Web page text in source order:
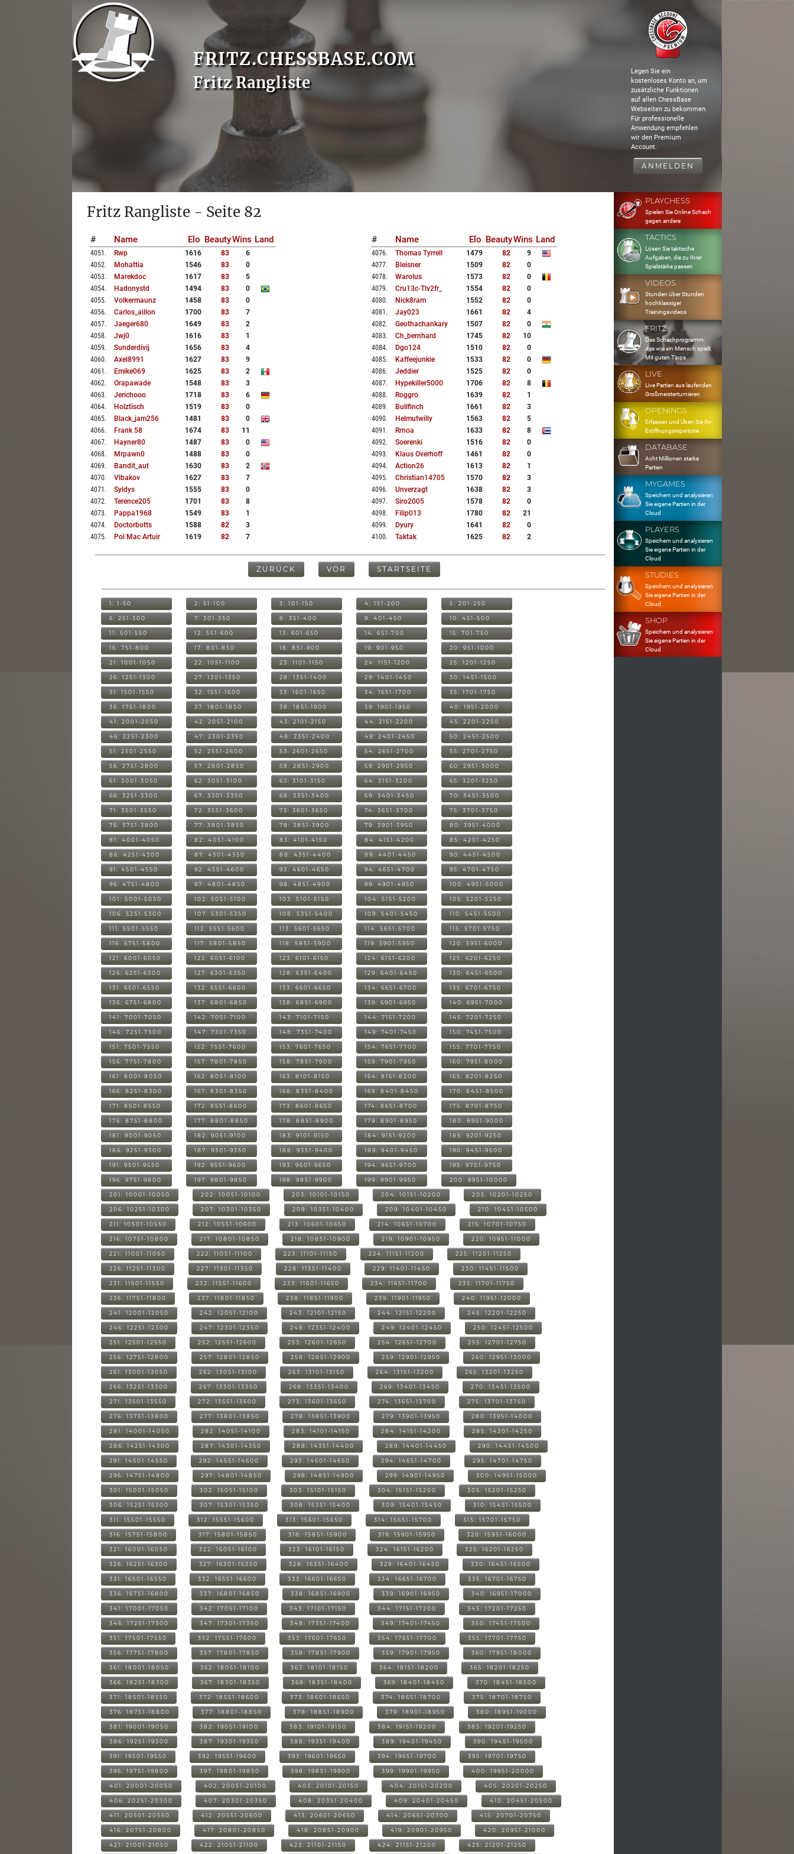
FRITZ.CHESSBASE.COM
Fritz Rangliste
Legen Sie ein
kostenloses Konto an, um
zusätzliche Funktionen
auf allen ChessBase
Webseiten zu bekommen.
Für professionelle
Anwendung empfehlen
wir den Premium
Account.
ANMELDEN
Fritz Rangliste - Seite 82
# Name Elo BeautyWins Land
4051 . Rwp 1616 83
6
4052. Mohattia 1546 83
0
4053. Marekdoc 1617 83
5
4054. Hadonystd 1494 83
0
4055. Volkermaunz 1458 83
0
4056. Carlos_aillon 1700 83
7
4057. Jaeger680 1649 83
2
4058. Jwj0 1616 83
1
4059. Sunderdivij 1656 83
4
4060. Axel8991 1627 83
9
4061 . Emike069 1625 83
2
4062. Orapawade 1548 83
3
4063. Jerichooo 1718 83
6
4064. Holztisch 1519 83
0
4065. Black_jam256 1481 83
0
4066. Frank 58 1674 83
11
4067. Hayner80 1487 83
0
4068. Mrpawn0 1488 83
0
4069. Bandit_aut 1630 83
2
4070. Vlbakov 1627 83
7
4071 . Syldys 1555 83
0
4072. Terence205 1701 83
8
4073. Pappa1968 1549 83
1
4074. Doctorbotts 1588 82
3
4075. Pol Mac Artuir 1619 82 7
# Name Elo BeautyWins Land
4076. Thomas Tyrrell 1479 82
9
4077. Bleisner 1509 82
0
4078. Warolus 1573 82
0
4079. Cru13c-Tlv2fr_ 1554 82
0
4080. Nick8ram 1552 82
0
4081 . Jay023 1661 82
4
4082. Geothachankary 1507 82
0
4083. Ch_bernhard 1745 82
10
4084. Dgo124 1510 82
0
4085. Kaffeejunkie 1533 82
0
4086. Jeddier 1525 82
0
4087. Hypekiller5000 1706 82
8
4088. Roggro 1639 82
1
4089. Bullfinch 1661 82
3
4090. Helmutwilly 1563 82
5
4091 . Rrnoa 1633 82
8
4092. Soerenki 1516 82
0
4093. Klaus Overhoff 1461 82
0
4094. Action26 1613 82
1
4095. Christian14705 1570 82
3
4096. Unverzagt 1638 82
3
4097. Siro2005 1578 82
0
4098. Filip013 1780 82
21
4099. Dyury 1641 82
0
4100. Taktak 1625 82 2
ZURÜCK VOR STARTSEITE
1: 1-50 2: 51-100 3: 101-150 4: 151-200 5: 201-250
6: 251-300 7: 301-350 8: 351-400 9: 401-450 10: 451-500
11: 501-550 12: 551-600 13: 601-650 14: 651-700 15: 701-750
16: 751-800 17: 801-850 18: 851-900 19: 901-950 20: 951-1000
21: 1001-1050 22: 1051-1100 23: 1101-1150 24: 1151-1200 25: 1201-1250
26: 1251-1300 27: 1301-1350 28: 1351-1400 29: 1401-1450 30: 1451-1500
31: 1501-1550 32: 1551-1600 33: 1601-1650 34: 1651-1700 35: 1701-1750
36: 1751-1800 37: 1801-1850 38: 1851-1900 39: 1901-1950 40: 1951-2000
41: 2001-2050 42: 2051-2100 43: 2101-2150 44: 2151-2200 45: 2201-2250
46: 2251-2300 47: 2301-2350 48: 2351-2400 49: 2401-2450 50: 2451-2500
51: 2501-2550 52: 2551-2600 53: 2601-2650 54: 2651-2700 55: 2701-2750
56: 2751-2800 57: 2801-2850 58: 2851-2900 59: 2901-2950 60: 2951-3000
61: 3001-3050 62: 3051-3100 63: 3101-3150 64: 3151-3200 65: 3201-3250
66: 3251-3300 67: 3301-3350 68: 3351-3400 69: 3401-3450 70: 3451-3500
71: 3501-3550 72: 3551-3600 73: 3601-3650 74: 3651-3700 75: 3701-3750
76: 3751-3800 77: 3801-3850 78: 3851-3900 79: 3901-3950 80: 3951-4000
81: 4001-4050 82: 4051-4100 83: 4101-4150 84: 4151-4200 85: 4201-4250
86: 4251-4300 87: 4301-4350 88: 4351-4400 89: 4401-4450 90: 4451-4500
91: 4501-4550 92: 4551-4600 93: 4601-4650 94: 4651-4700 95: 4701-4750
96: 4751-4800 97: 4801-4850 98: 4851-4900 99: 4901-4950 100: 4951-5000
101: 5001-5050 102: 5051-5100 103: 5101-5150 104: 5151-5200 105: 5201-5250
106: 5251-5300 107: 5301-5350 108: 5351-5400 109: 5401-5450 110: 5451-5500
111: 5501-5550 112: 5551-5600 113: 5601-5650 114: 5651-5700 115: 5701-5750
116: 5751-5800 117: 5801-5850 118: 5851-5900 119: 5901-5950 120: 5951-6000
121: 6001-6050 122: 6051-6100 123: 6101-6150 124: 6151-6200 125: 6201-6250
126: 6251-6300 127: 6301-6350 128: 6351-6400 129: 6401-6450 130: 6451-6500
131: 6501-6550 132: 6551-6600 133: 6601-6650 134: 6651-6700 135: 6701-6750
136: 6751-6800 137: 6801-6850 138: 6851-6900 139: 6901-6950 140: 6951-7000
141: 7001-7050 142: 7051-7100 143: 7101-7150 144: 7151-7200 145: 7201-7250
146: 7251-7300 147: 7301-7350 148: 7351-7400 149: 7401-7450 150: 7451-7500
151: 7501-7550 152: 7551-7600 153: 7601-7650 154: 7651-7700 155: 7701-7750
156: 7751-7800 157: 7801-7850 158: 7851-7900 159: 7901-7950 160: 7951-8000
161: 8001-8050 162: 8051-8100 163: 8101-8150 164: 8151-8200 165: 8201-8250
166: 8251-8300 167: 8301-8350 168: 8351-8400 169: 8401-8450 170: 8451-8500
171: 8501-8550 172: 8551-8600 173: 8601-8650 174: 8651-8700 175: 8701-8750
176: 8751-8800 177: 8801-8850 178: 8851-8900 179: 8901-8950 180: 8951-9000
181: 9001-9050 182: 9051-9100 183: 9101-9150 184: 9151-9200 185: 9201-9250
186: 9251-9300 187: 9301-9350 188: 9351-9400 189: 9401-9450 190: 9451-9500
191: 9501-9550 192: 9551-9600 193: 9601-9650 194: 9651-9700 195: 9701-9750
196: 9751-9800 197: 9801-9850 198: 9851-9900 199: 9901-9950 200: 9951-10000
201: 10001-10050 202: 10051-10100 203: 10101-10150 204: 10151-10200 205: 10201-10250
206: 10251-10300 207: 10301-10350 208: 10351-10400 209: 10401-10450 210: 10451-10500
211: 10501-10550 212: 10551-10600 213: 10601-10650 214: 10651-10700 215: 10701-10750
216: 10751-10800 217: 10801-10850 218: 10851-10900 219: 10901-10950 220: 10951-11000
221: 11001-11050 222: 11051-11100 223: 11101-11150 224: 11151-11200 225: 11201-11250
226: 11251-11300 227: 11301-11350 228: 11351-11400 229: 11401-11450 230: 11451-11500
231: 11501-11550 232: 11551-11600 233: 11601-11650 234: 11651-11700 235: 11701-11750
236: 11751-11800 237: 11801-11850 238: 11851-11900 239: 11901-11950 240: 11951-12000
241: 12001-12050 242: 12051-12100 243: 12101-12150 244: 12151-12200 245: 12201-12250
246: 12251-12300 247: 12301-12350 248: 12351-12400 249: 12401-12450 250: 12451-12500
251: 12501-12550 252: 12551-12600 253: 12601-12650 254: 12651-12700 255: 12701-12750
256: 12751-12800 257: 12801-12850 258: 12851-12900 259: 12901-12950 260: 12951-13000
261: 13001-13050 262: 13051-13100 263: 13101-13150 264: 13151-13200 265: 13201-13250
266: 13251-13300 267: 13301-13350 268: 13351-13400 269: 13401-13450 270: 13451-13500
271: 13501-13550 272: 13551-13600 273: 13601-13650 274: 13651-13700 275: 13701-13750
276: 13751-13800 277: 13801-13850 278: 13851-13900 279: 13901-13950 280: 13951-14000
281: 14001-14050 282: 14051-14100 283: 14101-14150 284: 14151-14200 285: 14201-14250
286: 14251-14300 287: 14301-14350 288: 14351-14400 289: 14401-14450 290: 14451-14500
291: 14501-14550 292: 14551-14600 293: 14601-14650 294: 14651-14700 295: 14701-14750
296: 14751-14800 297: 14801-14850 298: 14851-14900 299: 14901-14950 300: 14951-15000
301: 15001-15050 302: 15051-15100 303: 15101-15150 304: 15151-15200 305: 15201-15250
306: 15251-15300 307: 15301-15350 308: 15351-15400 309: 15401-15450 310: 15451-15500
311: 15501-15550 312: 15551-15600 313: 15601-15650 314: 15651-15700 315: 15701-15750
316: 15751-15800 317: 15801-15850 318: 15851-15900 319: 15901-15950 320: 15951-16000
321: 16001-16050 322: 16051-16100 323: 16101-16150 324: 16151-16200 325: 16201-16250
326: 16251-16300 327: 16301-16350 328: 16351-16400 329: 16401-16450 330: 16451-16500
331: 16501-16550 332: 16551-16600 333: 16601-16650 334: 16651-16700 335: 16701-16750
336: 16751-16800 337: 16801-16850 338: 16851-16900 339: 16901-16950 340: 16951-17000
341: 17001-17050 342: 17051-17100 343: 17101-17150 344: 17151-17200 345: 17201-17250
346: 17251-17300 347: 17301-17350 348: 17351-17400 349: 17401-17450 350: 17451-17500
351: 17501-17550 352: 17551-17600 353: 17601-17650 354: 17651-17700 355: 17701-17750
356: 17751-17800 357: 17801-17850 358: 17851-17900 359: 17901-17950 360: 17951-18000
361: 18001-18050 362: 18051-18100 363: 18101-18150 364: 18151-18200 365: 18201-18250
366: 18251-18300 367: 18301-18350 368: 18351-18400 369: 18401-18450 370: 18451-18500
371: 18501-18550 372: 18551-18600 373: 18601-18650 374: 18651-18700 375: 18701-18750
376: 18751-18800 377: 18801-18850 378: 18851-18900 379: 18901-18950 380: 18951-19000
381: 19001-19050 382: 19051-19100 383: 19101-19150 384: 19151-19200 385: 19201-19250
386: 19251-19300 387: 19301-19350 388: 19351-19400 389: 19401-19450 390: 19451-19500
391: 19501-19550 392: 19551-19600 393: 19601-19650 394: 19651-19700 395: 19701-19750
396: 19751-19800 397: 19801-19850 398: 19851-19900 399: 19901-19950 400: 19951-20000
401: 20001-20050 402: 20051-20100 403: 20101-20150 404: 20151-20200 405: 20201-20250
406: 20251-20300 407: 20301-20350 408: 20351-20400 409: 20401-20450 410: 20451-20500
411: 20501-20550 412: 20551-20600 413: 20601-20650 414: 20651-20700 415: 20701-20750
416: 20751-20800 417: 20801-20850 418: 20851-20900 419: 20901-20950 420: 20951-21000
421: 21001-21050 422: 21051-21100 423: 21101-21150 424: 21151-21200 425: 21201-21250
PLAYCHESS
Spielen Sie Online Schach
gegen andere
TACTICS
Lösen Sie taktische
Aufgaben, die zu Ihrer
Spielstärke passen
VIDEOS
Stunden über Stunden
hochklassiger
Trainingsvideos
FRITZ
Das Schachprogramm,
das wie ein Mensch spielt.
Mit guten Tipps
LIVE
Live Partien aus laufenden
Großmeisterturnieren
OPENINGS
Erfassen und Üben Sie Ihr
Eröffnungsrepertoire
DATABASE
Acht Millionen starke
Partien
MYGAMES
Speichern und analysieren
Sie eigene Partien in der
Cloud
PLAYERS
Speichern und analysieren
Sie eigene Partien in der
Cloud
STUDIES
Speichern und analysieren
Sie eigene Partien in der
Cloud
SHOP
Speichern und analysieren
Sie eigene Partien in der
Cloud